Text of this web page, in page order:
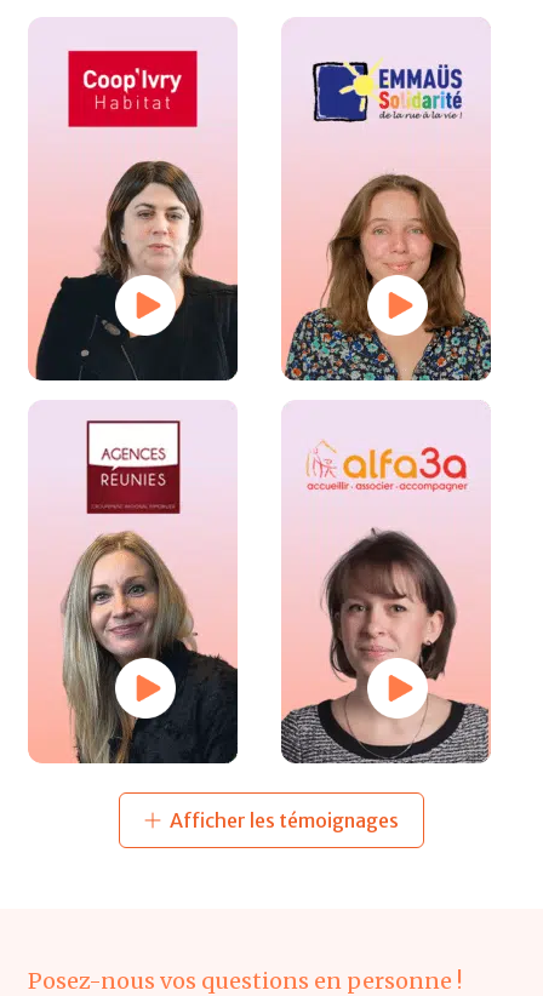
Afficher les témoignages
Posez-nous vos questions en personne !